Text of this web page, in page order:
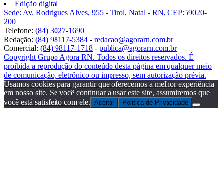
Edição digital
Sede: Av. Rodrigues Alves, 955 - Tirol, Natal - RN, CEP:59020-
200
Telefone: (84) 3027-1690
Redação: (84) 98117-5384 - redacao@agorarn.com.br
Comercial: (84) 98117-1718 - publica@agorarn.com.br
Copyright Grupo Agora RN. Todos os direitos reservados. É
proibida a reprodução do conteúdo desta página em qualquer meio
de comunicação, eletrônico ou impresso, sem autorização prévia.
Usamos cookies para garantir que oferecemos a melhor experiência
em nosso site. Se você continuar a usar este site, assumiremos que
você está satisfeito com ele. Aceitar Politica de Privacidade